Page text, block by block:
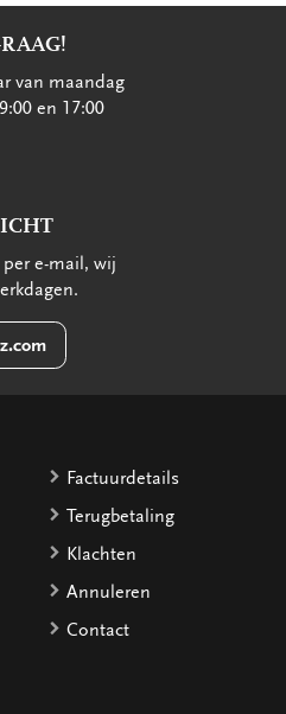
van maandag
en 17:00
e-mail, wij
Factuurdetails
Terugbetaling
Klachten
Annuleren
Contact